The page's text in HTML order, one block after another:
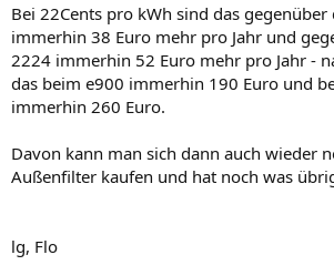
Bei 22Cents pro kWh sind das gegenüber
immerhin 38 Euro mehr pro Jahr und
2224 immerhin 52 Euro mehr pro Jahr -
das beim e900 immerhin 190 Euro und
immerhin 260 Euro.
Davon kann man sich dann auch wieder
Außenfilter kaufen und hat noch was
lg, Flo